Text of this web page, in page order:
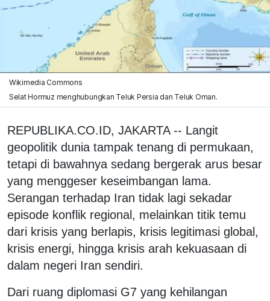
Wikimedia Commons
Selat Hormuz menghubungkan Teluk Persia dan Teluk Oman.
REPUBLIKA.CO.ID, JAKARTA -- Langit
geopolitik dunia tampak tenang di permukaan,
tetapi di bawahnya sedang bergerak arus besar
yang menggeser keseimbangan lama.
Serangan terhadap Iran tidak lagi sekadar
episode konflik regional, melainkan titik temu
dari krisis yang berlapis, krisis legitimasi global,
krisis energi, hingga krisis arah kekuasaan di
dalam negeri Iran sendiri.
Dari ruang diplomasi G7 yang kehilangan